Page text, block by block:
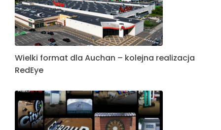
Wielki format dla Auchan – kolejna realizacja
RedEye